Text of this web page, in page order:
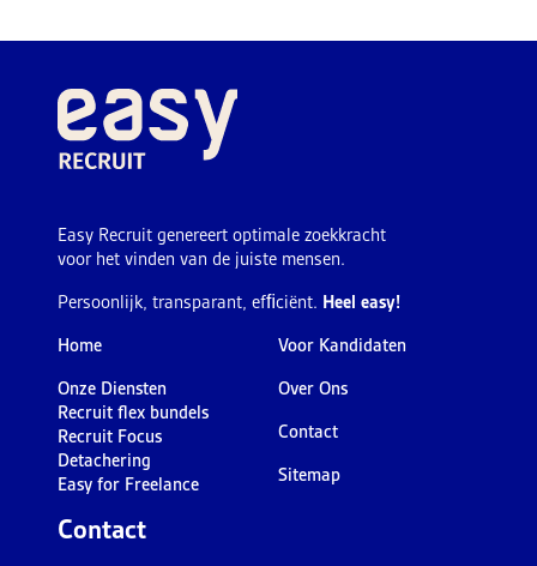
Easy Recruit genereert optimale zoekkracht
voor het vinden van de juiste mensen.
Persoonlijk, transparant, efﬁciënt. Heel easy!
Home
Onze Diensten
Recruit flex bundels
Recruit Focus
Detachering
Easy for Freelance
Voor Kandidaten
Over Ons
Contact
Sitemap
Contact